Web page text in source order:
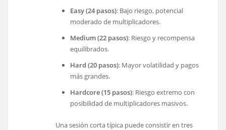
Easy (24 pasos): Bajo riesgo, potencial
moderado de multiplicadores.
Medium (22 pasos): Riesgo y recompensa
equilibrados.
Hard (20 pasos): Mayor volatilidad y pagos
más grandes.
Hardcore (15 pasos): Riesgo extremo con
posibilidad de multiplicadores masivos.
Una sesión corta típica puede consistir en tres